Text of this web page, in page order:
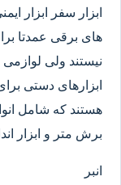
ابزار سفر ابزار
های برقی عمدتا
نیستند ولی
ابزارهای دستی
هستند که شامل
برش متر و ابزار
انبر